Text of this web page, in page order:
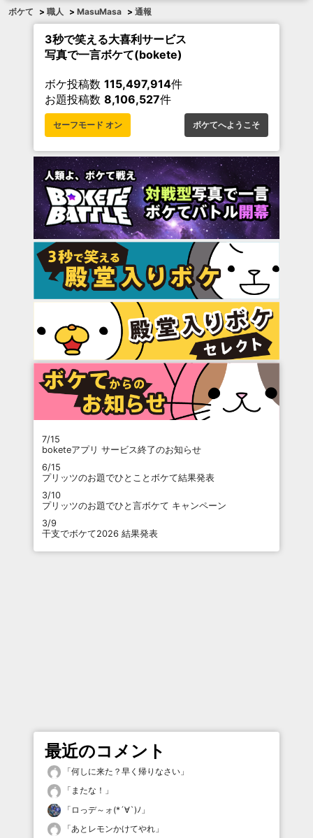
ボケて > 職人 > MasuMasa > 通報
3秒で笑える大喜利サービス
写真で一言ボケて(bokete)
ボケ投稿数 115,497,914件
お題投稿数 8,106,527件
セーフモード オン ボケてへようこそ
7/15
boketeアプリ サービス終了のお知らせ
6/15
プリッツのお題でひとことボケて結果発表
3/10
プリッツのお題でひと言ボケて キャンペーン
3/9
干支でボケて2026 結果発表
最近のコメント
「何しに来た？早く帰りなさい 」
「 またな！ 」
「 ロっデ～ォ(*´∀`)ﾉ 」
「あとレモンかけてやれ 」